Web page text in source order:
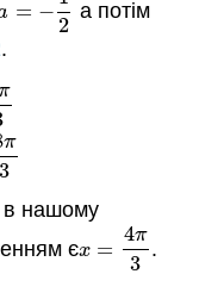
= −
2
=− 12
а потім
.
π
3
в нашому
єx =
4π
3
x=4 π3 .